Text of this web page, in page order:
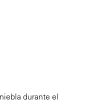
durante el